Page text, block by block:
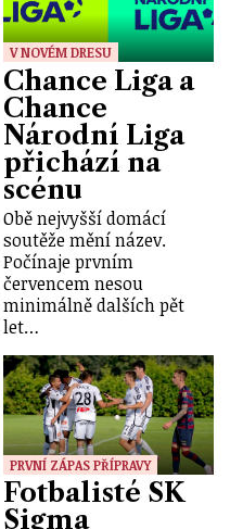
V NOVÉM DRESU
Chance Liga a
Chance
Národní Liga
přichází na
scénu
Obě nejvyšší domácí
soutěže mění název.
Počínaje prvním
červencem nesou
minimálně dalších pět
let…
PRVNÍ ZÁPAS PŘÍPRAVY
Fotbalisté SK
Sigma